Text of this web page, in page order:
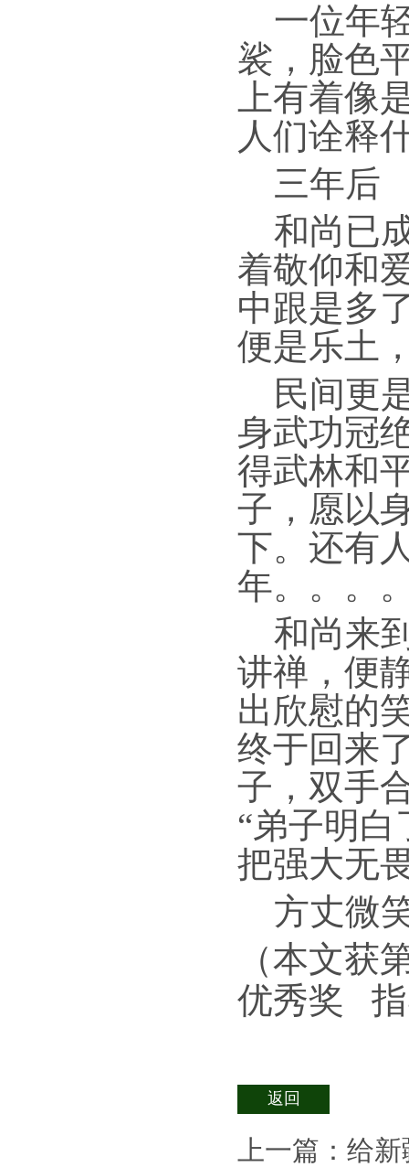
一位年
裟，脸色
上有着像
人们诠释
三年后
和尚已
着敬仰和
中跟是多
便是乐土
民间更
身武功冠
得武林和
子，愿以
下。还有
年。。。
和尚来
讲禅，便
出欣慰的
终于回来
子，双手
“弟子明
把强大无
方丈微
（本文获
优秀奖
返回
上一篇： 给新